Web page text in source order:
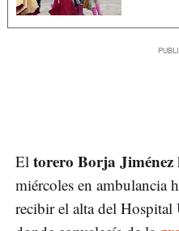
El torero Borja Jiménez
miércoles en ambulancia
recibir el alta del Hospital